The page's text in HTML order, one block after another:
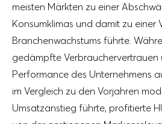
meisten Märkten zu einer
Konsumklimas und damit zu einer
Branchenwachstums führte.
gedämpfte Verbrauchervertrauen
Performance des Unternehmens
im Vergleich zu den Vorjahren
Umsatzanstieg führte, profitierte